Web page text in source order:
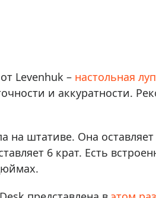
выставочных образцов
Levenhuk – настольная
и аккуратности.
на штативе. Она
6 крат. Есть